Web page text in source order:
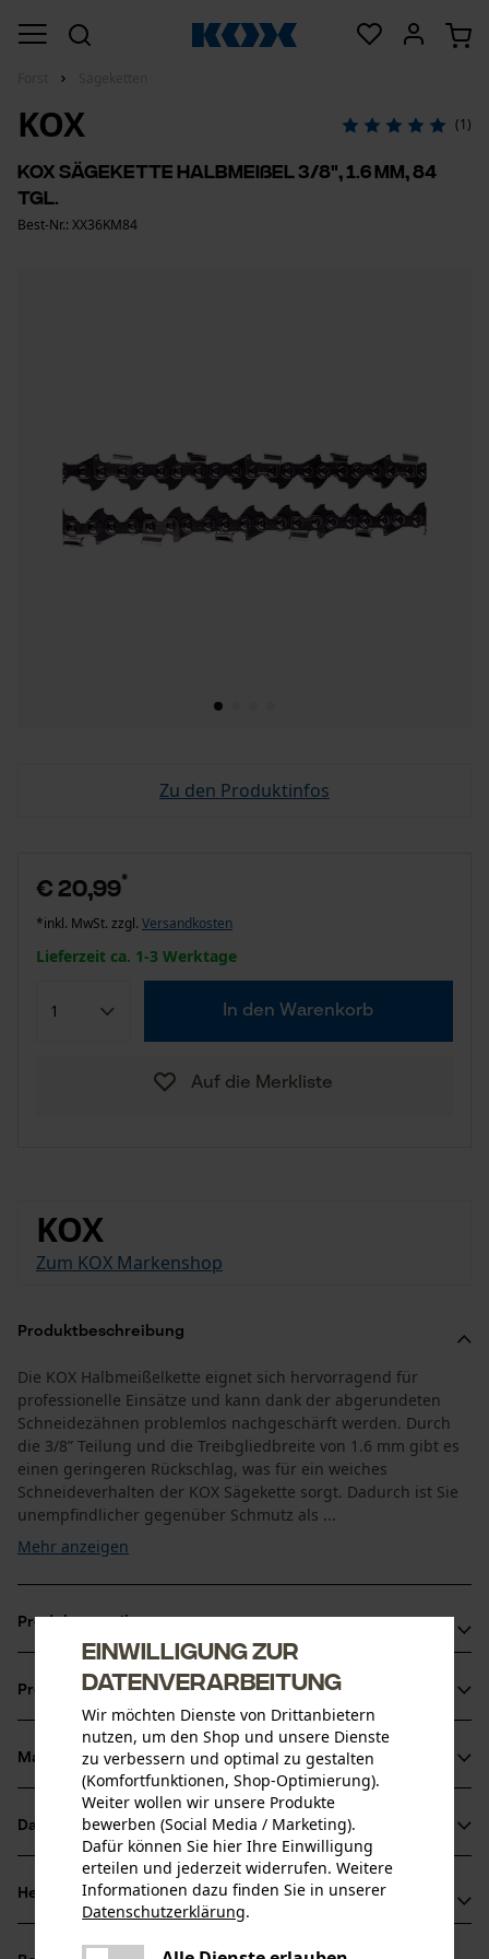
KOX (1)
KOX Sägekette Halbmeißel 3/8", 1.6 mm, 84
Tgl.
Best-Nr.: XX36KM84
Zu den Produktinfos
€ 20,99*
*inkl. MwSt. zzgl. Versandkosten
Lieferzeit ca. 1-3 Werktage
In den Warenkorb
Auf die Merkliste
KOX
Zum KOX Markenshop
Produktbeschreibung
Die KOX Halbmeißelkette eignet sich hervorragend für
professionelle Einsätze und kann dank der abgerundeten
Schneidezähnen problemlos nachgeschärft werden. Durch
die 3/8” Teilung und die Treibgliedbreite von 1.6 mm gibt es
einen geringeren Rückschlag, was für ein weiches
Schneideverhalten der KOX Sägekette sorgt. Dadurch ist Sie
unempfindlicher gegenüber Schmutz als ...
Mehr anzeigen
Produktvorteile
Weniger Rückschlag durch Sicherheitstreibglieder
Schneidegarnitur
Unempfindlicher gegenüber Schmutz als Vollmeißel-
Sägeketten, aber etwas geringere Schnittleistung
Produktinformationen
Produktdetails
Aktivitätstyp
Altersgruppe
Erwachsener
Material & Pflege
Material
Hauptmaterial
Datenblätter
Produktsicherheitsdatenblatt (PDF)
Herstellerinformationen
Einwilligung zur
Datenverarbeitung
Wir möchten Dienste von Drittanbietern
nutzen, um den Shop und unsere Dienste
zu verbessern und optimal zu gestalten
(Komfortfunktionen, Shop-Optimierung).
Weiter wollen wir unsere Produkte
bewerben (Social Media / Marketing).
Dafür können Sie hier Ihre Einwilligung
erteilen und jederzeit widerrufen. Weitere
Informationen dazu finden Sie in unserer
Datenschutzerklärung.
Es ist ein Fehler aufgetreten. Bitte